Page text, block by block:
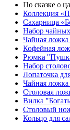
По сказке о
Коллекция
Сахарница
Набор
Чайная
Кофейная
Рюмка
Набор
Лопаточка
Чайная
Столовая
Вилка
Столовый
Кольцо для